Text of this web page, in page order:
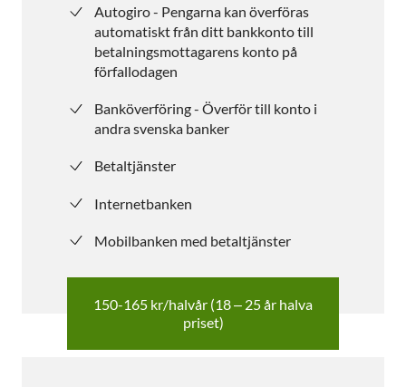
Autogiro - Pengarna kan överföras
automatiskt från ditt bankkonto till
betalningsmottagarens konto på
förfallodagen
Banköverföring - Överför till konto i
andra svenska banker
Betaltjänster
Internetbanken
Mobilbanken med betaltjänster
150-165 kr/halvår (18 – 25 år halva
priset)